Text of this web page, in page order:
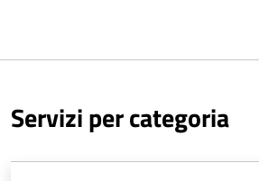
Servizi per categoria